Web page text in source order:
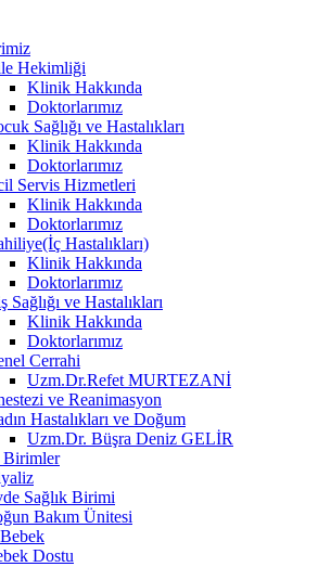
Hekimliği
Klinik Hakkında
Doktorlarımız
Sağlığı ve Hastalıkları
Klinik Hakkında
Doktorlarımız
Servis Hizmetleri
Klinik Hakkında
Doktorlarımız
Hastalıkları)
Klinik Hakkında
Doktorlarımız
Sağlığı ve Hastalıkları
Klinik Hakkında
Doktorlarımız
Cerrahi
Uzm.Dr.Refet MURTEZANİ
ve Reanimasyon
Hastalıkları ve Doğum
Uzm.Dr. Büşra Deniz GELİR
Sağlık Birimi
Bakım Ünitesi
Dostu